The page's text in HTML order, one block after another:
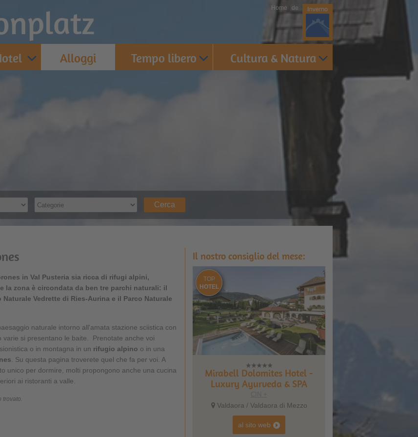
Cerca
Alloggi Tempo libero Cultura & Natura
Home de
in Val Pusteria sia ricca di rifugi alpini,
la zona è circondata da ben tre parchi naturali: il
Vedrette di Ries-Aurina e il Parco Naturale
naturale intorno all'amata stazione sciistica con
si presentano le baite. Prenotate anche voi
o in montagna in un rifugio alpino o in una
. Su questa pagina troverete quel che fa per voi. A
unico per dormire, molti propongono anche una cucina
ai ristoranti a valle.
trovato.
Il nostro consiglio del mese:
TOP
HOTEL
Mirabell Dolomites Hotel -
Luxury Ayurveda & SPA
Valdaora / Valdaora di Mezzo
al sito web